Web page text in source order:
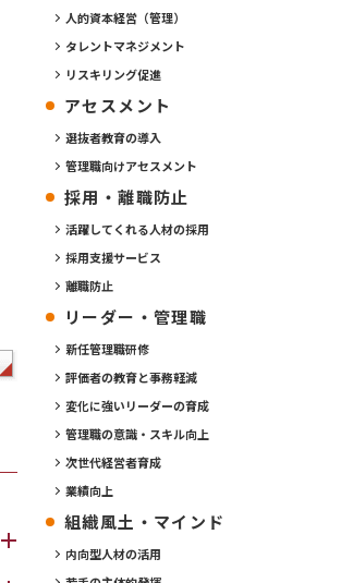
人的資本経営（管理）
タレントマネジメント
リスキリング促進
アセスメント
選抜者教育の導入
管理職向けアセスメント
採用・離職防止
活躍してくれる人材の採用
採用支援サービス
離職防止
リーダー・管理職
新任管理職研修
評価者の教育と事務軽減
変化に強いリーダーの育成
管理職の意識・スキル向上
次世代経営者育成
業績向上
組織風土・マインド
内向型人材の活用